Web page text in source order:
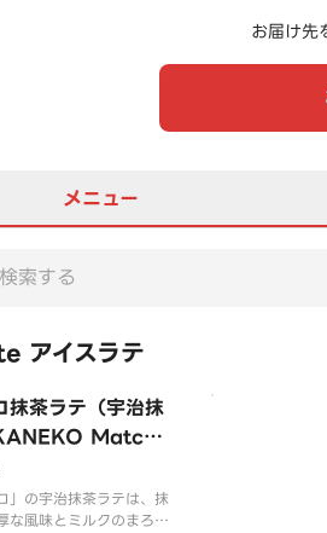
お届け先
メニュー
アイスラテ
抹茶ラテ（宇治抹
Matcha
」の宇治抹茶ラテは、抹
な風味とミルクのまろや